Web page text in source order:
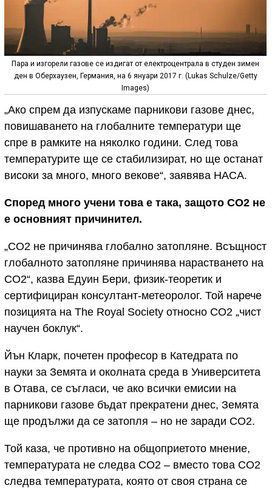
Пара и изгорели газове се издигат от електроцентрала в студен зимен
ден в Оберхаузен, Германия, на 6 януари 2017 г. (Lukas Schulze/Getty
Images)
„Ако спрем да изпускаме парникови газове днес,
повишаването на глобалните температури ще
спре в рамките на няколко години. След това
температурите ще се стабилизират, но ще останат
високи за много, много векове“, заявява НАСА.
Според много учени това е така, защото CO2 не
е основният причинител.
„CO2 не причинява глобално затопляне. Всъщност
глобалното затопляне причинява нарастването на
CO2“, казва Едуин Бери, физик-теоретик и
сертифициран консултант-метеоролог. Той нарече
позицията на The Royal Society относно CO2 „чист
научен боклук“.
Йън Кларк, почетен професор в Катедрата по
науки за Земята и околната среда в Университета
в Отава, се съгласи, че ако всички емисии на
парникови газове бъдат прекратени днес, Земята
ще продължи да се затопля – но не заради CO2.
Той каза, че противно на общоприетото мнение,
температурата не следва CO2 – вместо това CO2
следва температурата, която от своя страна се